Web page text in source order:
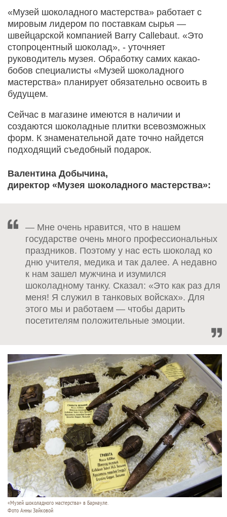
«Музей шоколадного мастерства» работает с
мировым лидером по поставкам сырья —
швейцарской компанией Barry Callebaut. «Это
стопроцентный шоколад», - уточняет
руководитель музея. Обработку самих какао-
бобов специалисты «Музей шоколадного
мастерства» планирует обязательно освоить в
будущем.
Сейчас в магазине имеются в наличии и
создаются шоколадные плитки всевозможных
форм. К знаменательной дате точно найдется
подходящий съедобный подарок.
Валентина Добычина,
директор «Музея шоколадного мастерства»:
— Мне очень нравится, что в нашем
государстве очень много профессиональных
праздников. Поэтому у нас есть шоколад ко
дню учителя, медика и так далее. А недавно
к нам зашел мужчина и изумился
шоколадному танку. Сказал: «Это как раз для
меня! Я служил в танковых войсках». Для
этого мы и работаем — чтобы дарить
посетителям положительные эмоции.
«Музей шоколадного мастерства» в Барнауле.
Фото Анны Зайковой